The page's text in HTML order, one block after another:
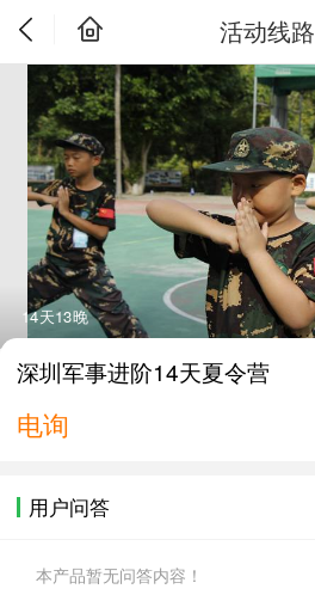
活动线路
14天13晚
深圳军事进阶14天夏令营
电询
用户问答
本产品暂无问答内容！